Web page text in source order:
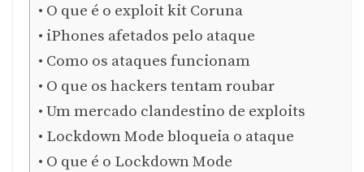
O que é o exploit kit Coruna
iPhones afetados pelo ataque
Como os ataques funcionam
O que os hackers tentam roubar
Um mercado clandestino de exploits
Lockdown Mode bloqueia o ataque
O que é o Lockdown Mode